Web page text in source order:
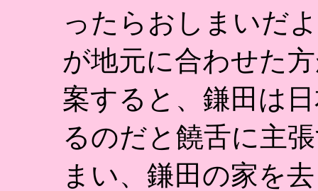
ったらおしまいだ
が地元に合わせた
案すると、鎌田は
るのだと饒舌に主
まい、鎌田の家を